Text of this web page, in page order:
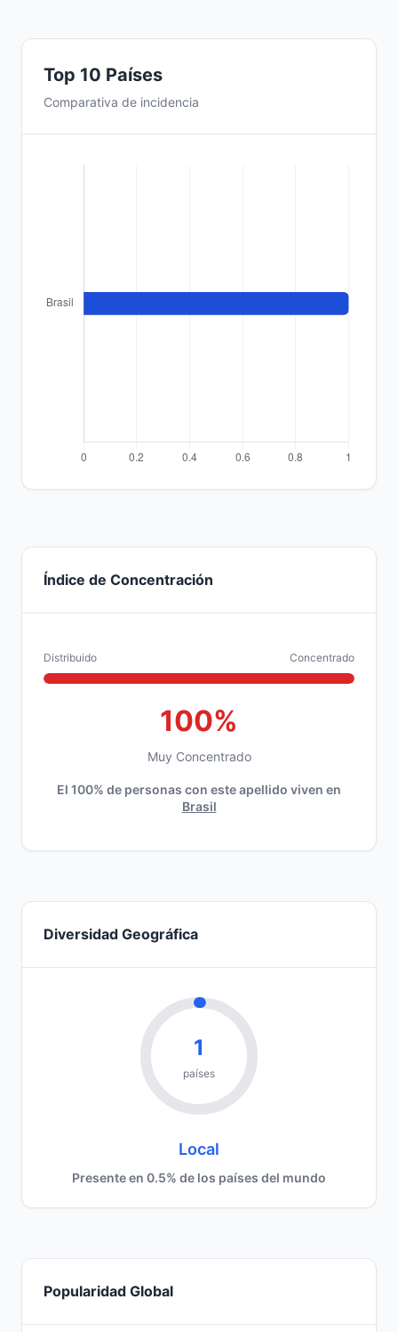
Top 10 Países
Comparativa de incidencia
Índice de Concentración
Distribuido Concentrado
100%
Muy Concentrado
El 100% de personas con este apellido viven en
Brasil
Diversidad Geográfica
1
países
Local
Presente en 0.5% de los países del mundo
Popularidad Global